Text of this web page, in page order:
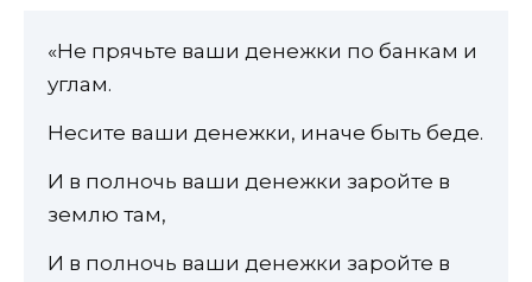
«Не прячьте ваши денежки по банкам и
углам.
Несите ваши денежки, иначе быть беде.
И в полночь ваши денежки заройте в
землю там,
И в полночь ваши денежки заройте в